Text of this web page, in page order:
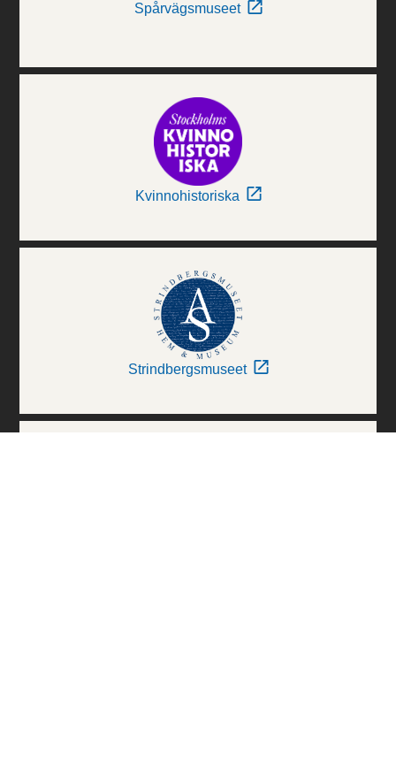
Spårvägsmuseet
Kvinnohistoriska
Strindbergsmuseet